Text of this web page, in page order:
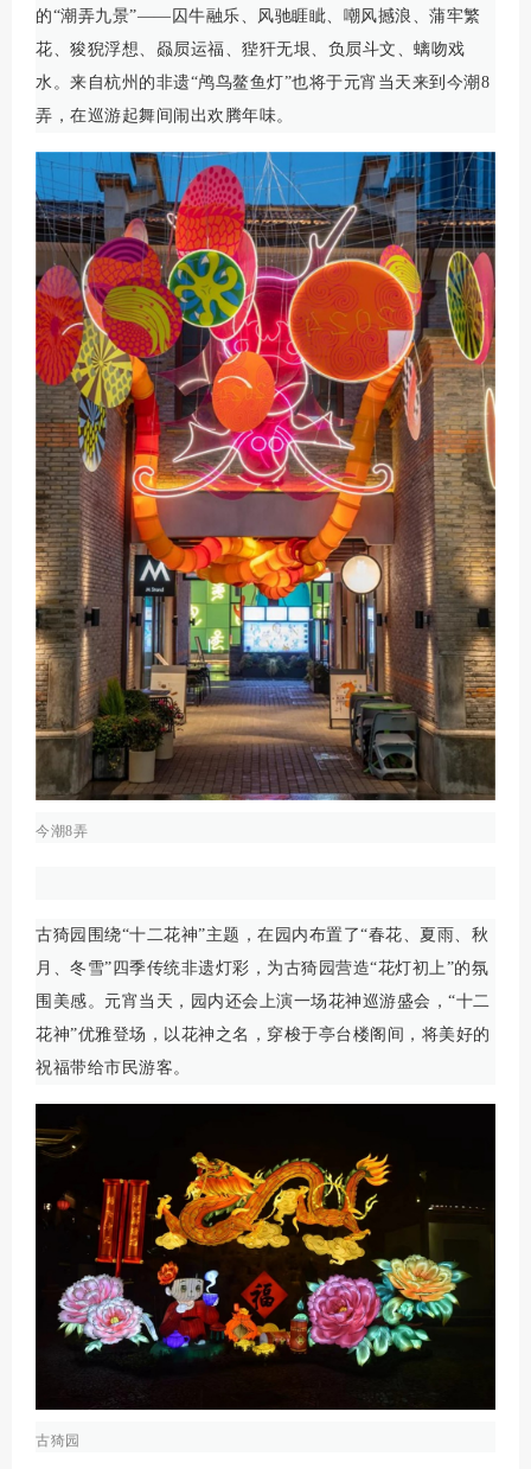
的“潮弄九景”——囚牛融乐、风驰睚眦、嘲风撼浪、蒲牢繁
花、狻猊浮想、赑屃运福、狴犴无垠、负屃斗文、螭吻戏
水。来自杭州的非遗“鸬鸟鳌鱼灯”也将于元宵当天来到今潮8
弄，在巡游起舞间闹出欢腾年味。
今潮8弄
古猗园围绕“十二花神”主题，在园内布置了“春花、夏雨、秋
月、冬雪”四季传统非遗灯彩，为古猗园营造“花灯初上”的氛
围美感。元宵当天，园内还会上演一场花神巡游盛会，“十二
花神”优雅登场，以花神之名，穿梭于亭台楼阁间，将美好的
祝福带给市民游客。
古猗园